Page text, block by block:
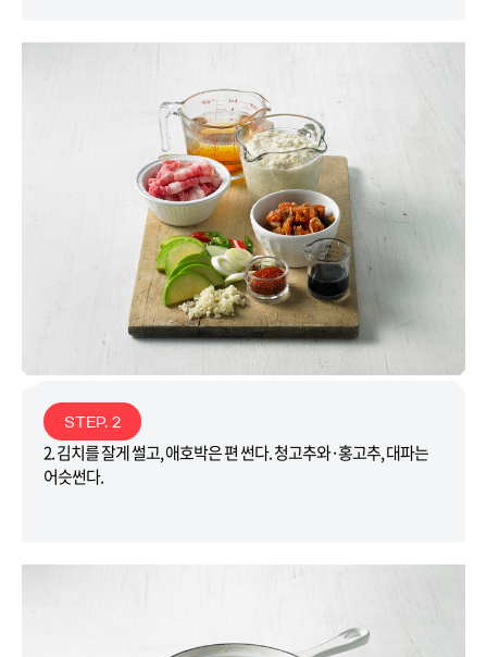
STEP. 2
2. 김치를 잘게 썰고, 애호박은 편 썬다. 청고추와·홍고추, 대파는
어슷썬다.